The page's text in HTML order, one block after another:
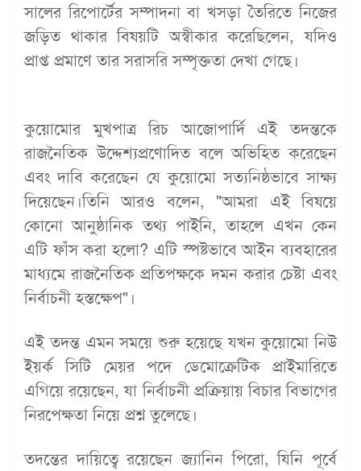
সালের রিপোর্টের সম্পাদনা বা খসড়া তৈরিতে নিজের
জড়িত থাকার বিষয়টি অস্বীকার করেছিলেন, যদিও
প্রাপ্ত প্রমাণে তার সরাসরি সম্পৃক্ততা দেখা গেছে।
কুয়োমোর মুখপাত্র রিচ আজোপার্দি এই তদন্তকে
রাজনৈতিক উদ্দেশ্যপ্রণোদিত বলে অভিহিত করেছেন
এবং দাবি করেছেন যে কুয়োমো সত্যনিষ্ঠভাবে সাক্ষ্য
দিয়েছেন।তিনি আরও বলেন, "আমরা এই বিষয়ে
কোনো আনুষ্ঠানিক তথ্য পাইনি, তাহলে এখন কেন
এটি ফাঁস করা হলো? এটি স্পষ্টভাবে আইন ব্যবহারের
মাধ্যমে রাজনৈতিক প্রতিপক্ষকে দমন করার চেষ্টা এবং
নির্বাচনী হস্তক্ষেপ"।
এই তদন্ত এমন সময়ে শুরু হয়েছে যখন কুয়োমো নিউ
ইয়র্ক সিটি মেয়র পদে ডেমোক্রেটিক প্রাইমারিতে
এগিয়ে রয়েছেন, যা নির্বাচনী প্রক্রিয়ায় বিচার বিভাগের
নিরপেক্ষতা নিয়ে প্রশ্ন তুলেছে।
তদন্তের দায়িত্বে রয়েছেন জ্যানিন পিরো, যিনি পূর্বে